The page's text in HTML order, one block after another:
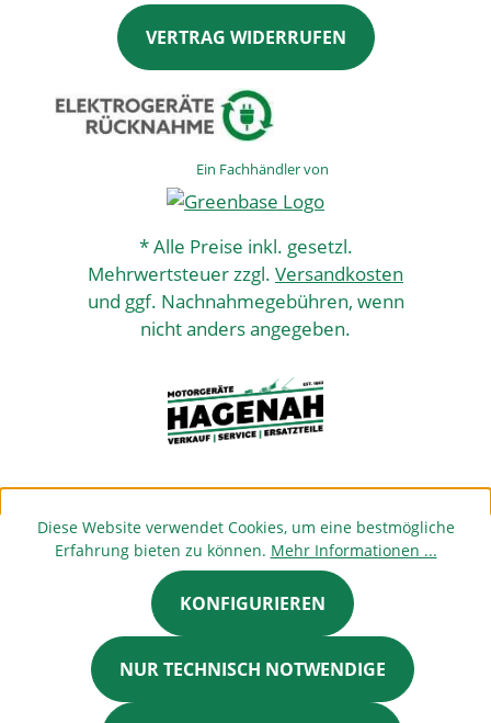
VERTRAG WIDERRUFEN
Ein Fachhändler von
* Alle Preise inkl. gesetzl.
Mehrwertsteuer zzgl. Versandkosten
und ggf. Nachnahmegebühren, wenn
nicht anders angegeben.
Diese Website verwendet Cookies, um eine bestmögliche
Erfahrung bieten zu können. Mehr Informationen ...
NUR TECHNISCH NOTWENDIGE
KONFIGURIEREN